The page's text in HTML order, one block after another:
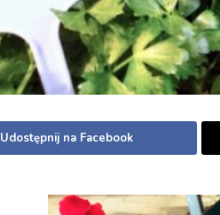
Udostępnij na Facebook